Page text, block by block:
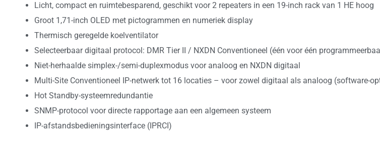
Licht, compact en ruimtebesparend, geschikt voor 2 repeaters in een 19-inch rack van 1 HE hoog
Groot 1,71-inch OLED met pictogrammen en numeriek display
Thermisch geregelde koelventilator
Selecteerbaar digitaal protocol: DMR Tier II / NXDN Conventioneel (één voor één
Niet-herhaalde simplex-/semi-duplexmodus voor analoog en NXDN digitaal
Multi-Site Conventioneel IP-netwerk tot 16 locaties – voor zowel digitaal als analoog (software-
Hot Standby-systeemredundantie
SNMP-protocol voor directe rapportage aan een algemeen systeem
IP-afstandsbedieningsinterface (IPRCI)